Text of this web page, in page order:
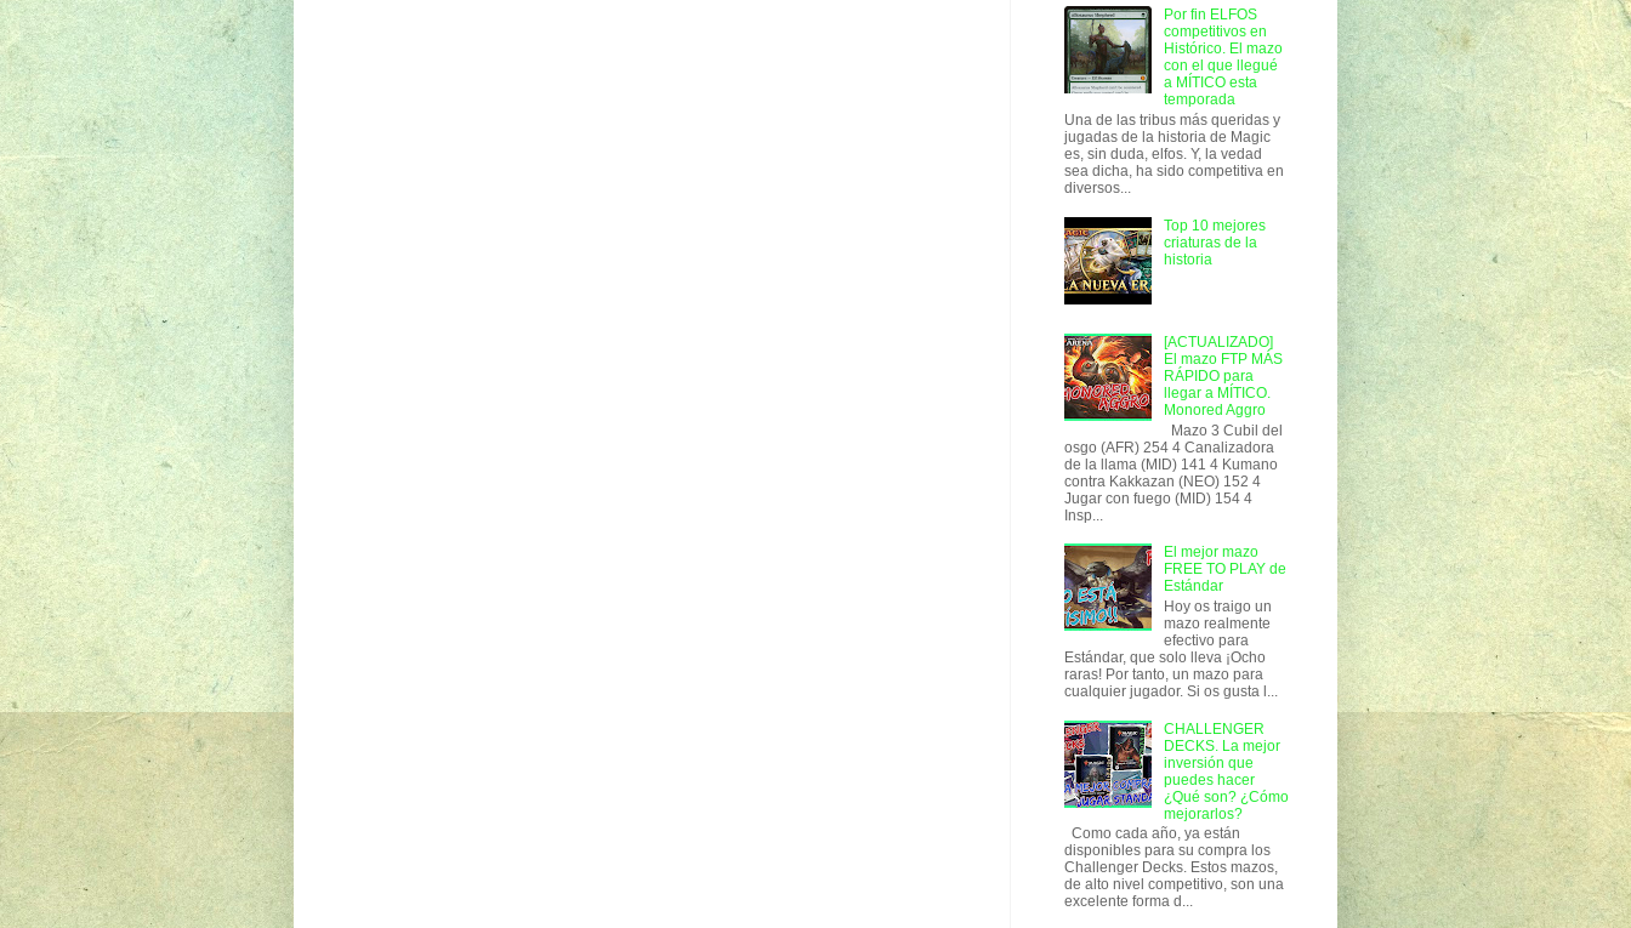
Por fin ELFOS
competitivos en
Histórico. El mazo
con el que llegué
a MÍTICO esta
temporada
Una de las tribus más queridas y
jugadas de la historia de Magic
es, sin duda, elfos. Y, la vedad
sea dicha, ha sido competitiva en
diversos...
Top 10 mejores
criaturas de la
historia
[ACTUALIZADO]
El mazo FTP MÁS
RÁPIDO para
llegar a MÍTICO.
Monored Aggro
Mazo 3 Cubil del
osgo (AFR) 254 4 Canalizadora
de la llama (MID) 141 4 Kumano
contra Kakkazan (NEO) 152 4
Jugar con fuego (MID) 154 4
Insp...
El mejor mazo
FREE TO PLAY de
Estándar
Hoy os traigo un
mazo realmente
efectivo para
Estándar, que solo lleva ¡Ocho
raras! Por tanto, un mazo para
cualquier jugador. Si os gusta l...
CHALLENGER
DECKS. La mejor
inversión que
puedes hacer
¿Qué son? ¿Cómo
mejorarlos?
Como cada año, ya están
disponibles para su compra los
Challenger Decks. Estos mazos,
de alto nivel competitivo, son una
excelente forma d...